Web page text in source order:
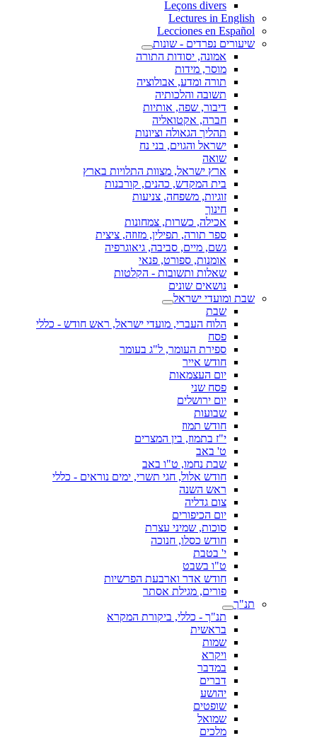
Leçons divers
Lectures in English
Lecciones en Español
שיעורים נפרדים - שונות
אמונה, יסודות התורה
מוסר, מידות
תורה ומדע, אבולוציה
תשובה והלכותיה
דיבור, שפה, אותיות
חברה, אקטואליה
תהליך הגאולה וציונות
ישראל והגוים, בני נח
שואה
ארץ ישראל, מצוות התלויות בארץ
בית המקדש, כהנים, קורבנות
זוגיות, משפחה, צניעות
חינוך
אכילה, כשרות, צמחונות
ספר תורה, תפילין, מזוזה, ציצית
גשם, מיים, סביבה, גיאוגרפיה
אומנות, ספורט, פנאי
שאלות ותשובות - הקלטות
נושאים שונים
שבת ומועדי ישראל
שבת
הלוח העברי, מועדי ישראל, ראש חודש - כללי
פסח
ספירת העומר, ל"ג בעומר
חודש אייר
יום העצמאות
פסח שני
יום ירושלים
שבועות
חודש תמוז
י"ז בתמוז, בין המצרים
ט' באב
שבת נחמו, ט"ו באב
חודש אלול, חגי תשרי, ימים נוראים - כללי
ראש השנה
צום גדליה
יום הכיפורים
סוכות, שמיני עצרת
חודש כסלו, חנוכה
י' בטבת
ט"ו בשבט
חודש אדר וארבעת הפרשיות
פורים, מגילת אסתר
תנ"ך
תנ"ך - כללי, ביקורת המקרא
בראשית
שמות
ויקרא
במדבר
דברים
יהושע
שופטים
שמואל
מלכים